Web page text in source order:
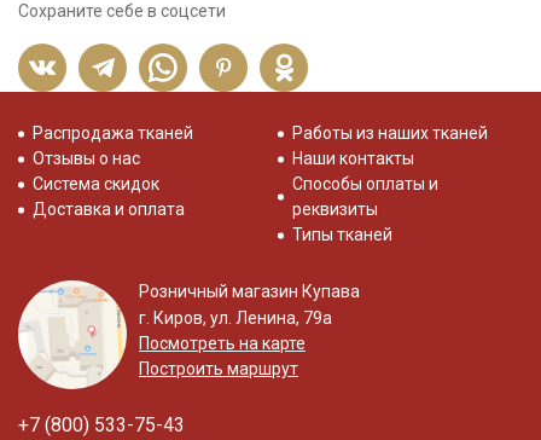
Сохраните себе в соцсети
Распродажа тканей
Отзывы о нас
Система скидок
Доставка и оплата
Работы из наших тканей
Наши контакты
Способы оплаты и
реквизиты
Типы тканей
Розничный магазин Купава
г. Киров, ул. Ленина, 79а
Посмотреть на карте
Построить маршрут
+7 (800) 533-75-43